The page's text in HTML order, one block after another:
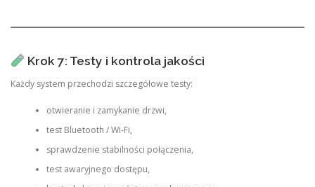
Krok 7: Testy i kontrola jakości
Każdy system przechodzi szczegółowe testy:
otwieranie i zamykanie drzwi,
test Bluetooth / Wi-Fi,
sprawdzenie stabilności połączenia,
test awaryjnego dostępu,